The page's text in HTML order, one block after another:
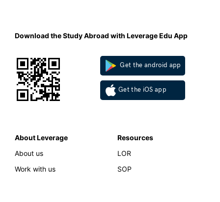
Download the Study Abroad with Leverage Edu App
Get the android app
Get the iOS app
About Leverage
About us
Work with us
Resources
LOR
SOP